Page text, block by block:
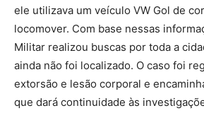
ele utilizava um veículo VW Gol de
locomover. Com base nessas
Militar realizou buscas por toda a
ainda não foi localizado. O caso foi
extorsão e lesão corporal e
que dará continuidade às